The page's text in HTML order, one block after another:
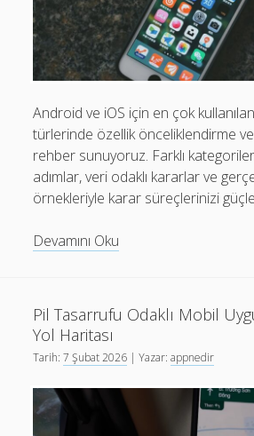
Mobil Uygulamalar Batarya Tasarrufu:
Rehberi
Android
Eğitim
Finans
Fotoğraf & Video
Genel
iOS
Sosyal Medya
Verimlilik
Son yorumlar
Görüntülenecek bir yorum yok.
Android ve iOS için en çok
türlerinde özellik önceliklendirme
rehber sunuyoruz. Farklı
adımlar, veri odaklı kararlar ve
örnekleriyle karar süreçlerinizi
Devamını Oku
Özellik
Önceliklendirme
ve
UX
Stratejileri
Pil Tasarrufu Odaklı Mobil
Yol Haritası
Tarih:7 Şubat 2026 | Yazar:appnedir